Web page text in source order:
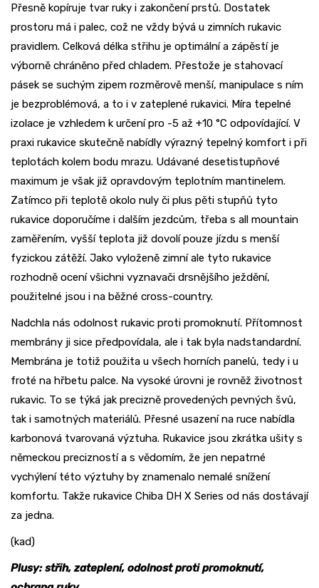
Přesně kopíruje tvar ruky i zakončení prstů. Dostatek
prostoru má i palec, což ne vždy bývá u zimních rukavic
pravidlem. Celková délka střihu je optimální a zápěstí je
výborně chráněno před chladem. Přestože je stahovací
pásek se suchým zipem rozměrově menší, manipulace s ním
je bezproblémová, a to i v zateplené rukavici. Míra tepelné
izolace je vzhledem k určení pro -5 až +10 °C odpovídající. V
praxi rukavice skutečně nabídly výrazný tepelný komfort i při
teplotách kolem bodu mrazu. Udávané desetistupňové
maximum je však již opravdovým teplotním mantinelem.
Zatímco při teplotě okolo nuly či plus pěti stupňů tyto
rukavice doporučíme i dalším jezdcům, třeba s all mountain
zaměřením, vyšší teplota již dovolí pouze jízdu s menší
fyzickou zátěží. Jako vyloženě zimní ale tyto rukavice
rozhodně ocení všichni vyznavači drsnějšího ježdění,
použitelné jsou i na běžné cross-country.
Nadchla nás odolnost rukavic proti promoknutí. Přítomnost
membrány ji sice předpovídala, ale i tak byla nadstandardní.
Membrána je totiž použita u všech horních panelů, tedy i u
froté na hřbetu palce. Na vysoké úrovni je rovněž životnost
rukavic. To se týká jak precizně provedených pevných švů,
tak i samotných materiálů. Přesné usazení na ruce nabídla
karbonová tvarovaná výztuha. Rukavice jsou zkrátka ušity s
německou precizností a s vědomím, že jen nepatrné
vychýlení této výztuhy by znamenalo nemalé snížení
komfortu. Takže rukavice Chiba DH X Series od nás dostávají
za jedna.
(kad)
Plusy: střih, zateplení, odolnost proti promoknutí,